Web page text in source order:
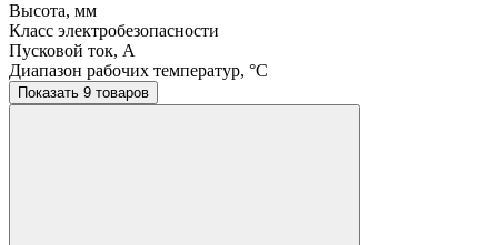
Высота, мм
Класс электробезопасности
Пусковой ток, A
Диапазон рабочих температур, °C
Показать 9 товаров